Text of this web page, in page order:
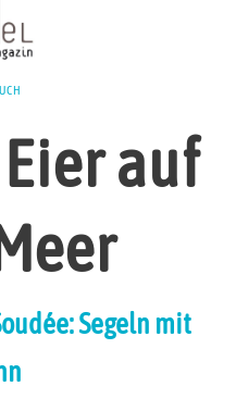
auf
Segeln mit